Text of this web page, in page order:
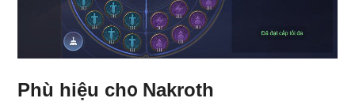
Phù hiệu ch᧐ Nakroth